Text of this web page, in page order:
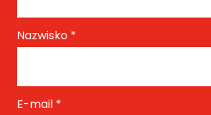
Nazwisko *
E-mail *